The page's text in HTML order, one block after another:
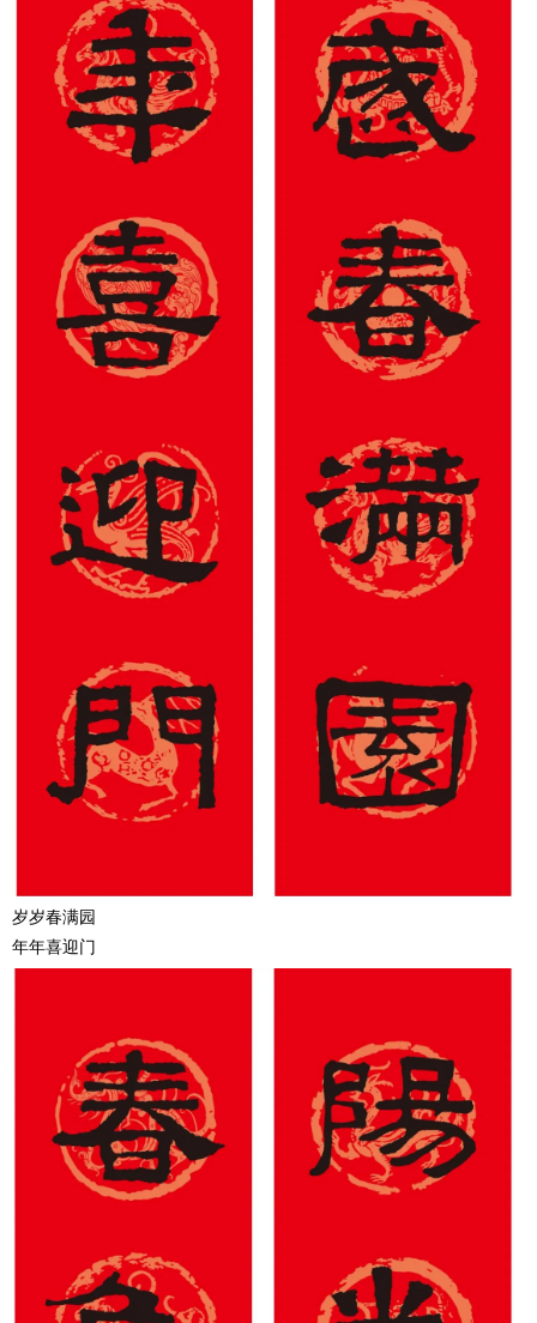
岁岁春满园
年年喜迎门